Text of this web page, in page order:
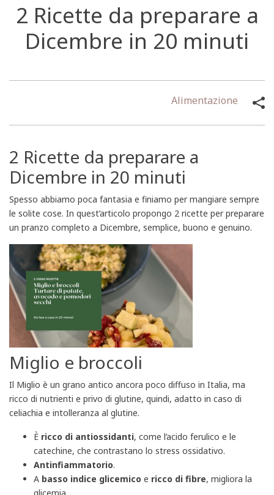
2 Ricette da preparare a
Dicembre in 20 minuti
Alimentazione
2 Ricette da preparare a
Dicembre in 20 minuti
Spesso abbiamo poca fantasia e finiamo per mangiare sempre
le solite cose. In quest’articolo propongo 2 ricette per preparare
un pranzo completo a Dicembre, semplice, buono e genuino.
Miglio e broccoli
Il Miglio è un grano antico ancora poco diffuso in Italia, ma
ricco di nutrienti e privo di glutine, quindi, adatto in caso di
celiachia e intolleranza al glutine.
È ricco di antiossidanti, come l’acido ferulico e le
catechine, che contrastano lo stress ossidativo.
Antinfiammatorio.
A basso indice glicemico e ricco di fibre, migliora la